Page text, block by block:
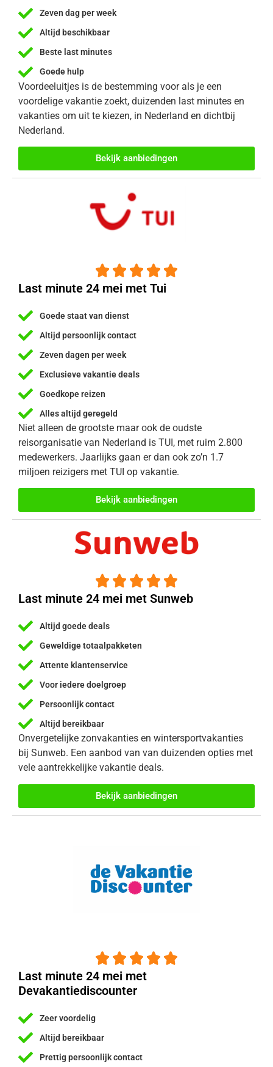
Zeven dag per week
Altijd beschikbaar
Beste last minutes
Goede hulp
Voordeeluitjes is de bestemming voor als je een
voordelige vakantie zoekt, duizenden last minutes en
vakanties om uit te kiezen, in Nederland en dichtbij
Nederland.
Bekijk aanbiedingen
    
Last minute 24 mei met Tui
Goede staat van dienst
Altijd persoonlijk contact
Zeven dagen per week
Exclusieve vakantie deals
Goedkope reizen
Alles altijd geregeld
Niet alleen de grootste maar ook de oudste
reisorganisatie van Nederland is TUI, met ruim 2.800
medewerkers. Jaarlijks gaan er dan ook zo’n 1.7
miljoen reizigers met TUI op vakantie.
Bekijk aanbiedingen
    
Last minute 24 mei met Sunweb
Altijd goede deals
Geweldige totaalpakketen
Attente klantenservice
Voor iedere doelgroep
Persoonlijk contact
Altijd bereikbaar
Onvergetelijke zonvakanties en wintersportvakanties
bij Sunweb. Een aanbod van van duizenden opties met
vele aantrekkelijke vakantie deals.
Bekijk aanbiedingen
    
Last minute 24 mei met
Devakantiediscounter
Zeer voordelig
Altijd bereikbaar
Prettig persoonlijk contact